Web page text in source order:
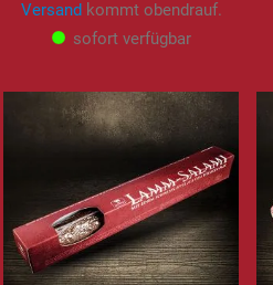
Versandkommt obendrauf.
sofort verfügbar